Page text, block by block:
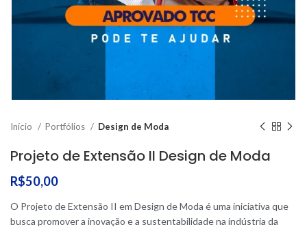
Início Portfólios Design de Moda
Projeto de Extensão II Design de Moda
R$50,00
O Projeto de Extensão II em Design de Moda é uma iniciativa que
busca promover a inovação e a sustentabilidade na indústria da